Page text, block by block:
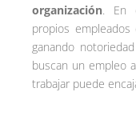
organización. En
propios
ganando
buscan un empleo
trabajar puede